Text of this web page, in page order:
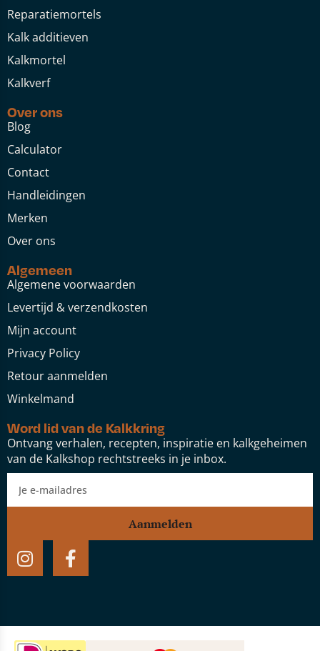
Reparatiemortels
Kalk additieven
Kalkmortel
Kalkverf
Over ons
Blog
Calculator
Contact
Handleidingen
Merken
Over ons
Algemeen
Algemene voorwaarden
Levertijd & verzendkosten
Mijn account
Privacy Policy
Retour aanmelden
Winkelmand
Word lid van de Kalkkring
Ontvang verhalen, recepten, inspiratie en kalkgeheimen
van de Kalkshop rechtstreeks in je inbox.
Aanmelden